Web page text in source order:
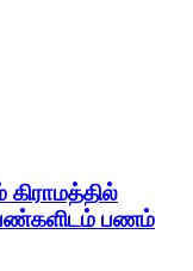
பெண்களிடம் பணம்